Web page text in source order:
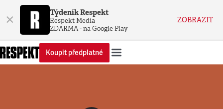
× Týdeník Respekt
Respekt Media
ZDARMA - na Google Play
ZOBRAZIT
Koupit předplatné